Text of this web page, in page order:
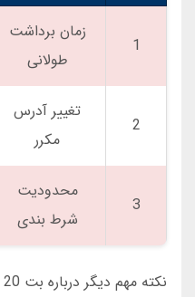
1
زمان برداشت
طولانی
2
تغییر آدرس
مکرر
3
محدودیت
شرط بندی